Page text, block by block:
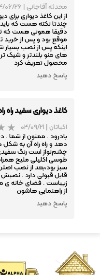
محدثه آقاجانی| ۰۴/۰۶/
از این کاغذ دیواری برای
چندتا نکته هست که
دقیقا همونی هست که
موقع بود و پس از خرید
اینکه پس از نصب بسیار
های منو بلندتر و شیک
محصول تعریف کرد
پاسخ دهید
کاغذ دیواری سفید راه
اکباتان| ۰۴/۰۹/۲۱
بادرود . ممنون از شما .
دهد و راه راه آن به
چشم‌نواز است رنگ
طوسی اکلیلی ملیح
سبز بود،بعد از نصب
قابل قبولی دارد .
زیباست . فضای خانه ی
از راهنمایی هاشون
پاسخ دهید